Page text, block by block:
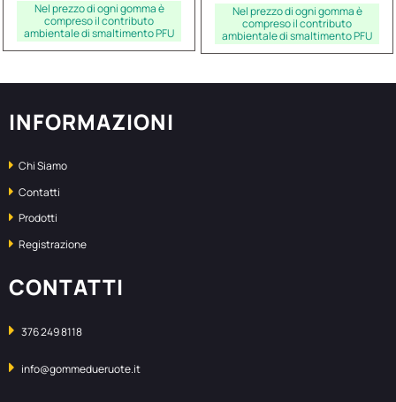
Nel prezzo di ogni gomma è
compreso il contributo
ambientale di smaltimento PFU
Nel prezzo di ogni gomma è
compreso il contributo
ambientale di smaltimento PFU
INFORMAZIONI
Chi Siamo
Contatti
Prodotti
Registrazione
CONTATTI
376 249 8118
info@gommedueruote.it